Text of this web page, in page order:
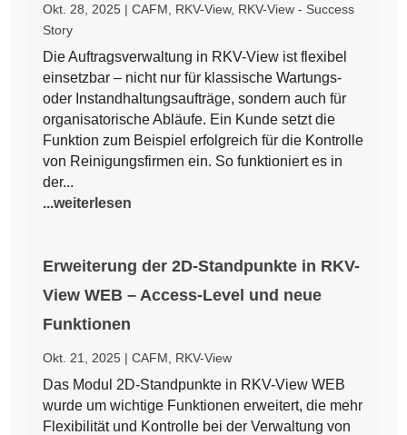
Okt. 28, 2025 |CAFM RKV-View, RKV-View - Success
Story
Die Auftragsverwaltung in RKV-View ist flexibel
einsetzbar – nicht nur für klassische Wartungs-
oder Instandhaltungsaufträge, sondern auch für
organisatorische Abläufe. Ein Kunde setzt die
Funktion zum Beispiel erfolgreich für die Kontrolle
von Reinigungsfirmen ein. So funktioniert es in
der...
...weiterlesen
Erweiterung der 2D-Standpunkte in RKV-
View WEB – Access-Level und neue
Funktionen
Okt. 21, 2025 |CAFM RKV-View
Das Modul 2D-Standpunkte in RKV-View WEB
wurde um wichtige Funktionen erweitert, die mehr
Flexibilität und Kontrolle bei der Verwaltung von